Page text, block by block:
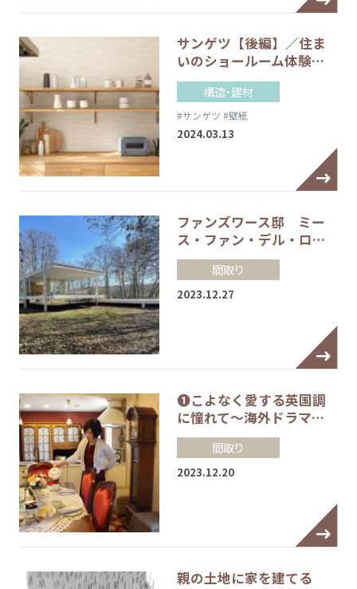
サンゲツ【後編】／住ま
いのショールーム体験…
構造・建材
#サンゲツ #壁紙
2024.03.13
ファンズワース邸 ミー
ス・ファン・デル・ロ…
間取り
2023.12.27
❶こよなく愛する英国調
に憧れて～海外ドラマ…
間取り
2023.12.20
親の土地に家を建てる